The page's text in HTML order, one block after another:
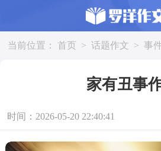
当前位置： 首页 > 话题作文 > 事
家有丑事
时间：2026-05-20 22:40:41